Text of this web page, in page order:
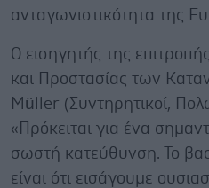
ανταγωνιστικότητα της
Ο εισηγητής της
και Προστασίας των
Müller (Συντηρητικοί,
«Πρόκειται για ένα
σωστή κατεύθυνση. Το
είναι ότι εισάγουμε